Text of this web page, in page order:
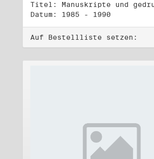
Datum: 1985 - 1990
Auf Bestellliste setzen: